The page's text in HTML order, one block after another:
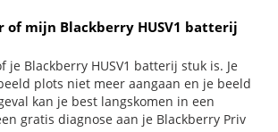
of mijn Blackberry HUSV1 batterij
je Blackberry HUSV1 batterij stuk is. Je
plots niet meer aangaan en je beeld
kan je best langskomen in een
gratis diagnose aan je Blackberry Priv